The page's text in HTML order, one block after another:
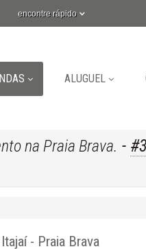
encontre rápido
ALUGUEL
na Praia Brava. -
Itajaí- Praia Brava